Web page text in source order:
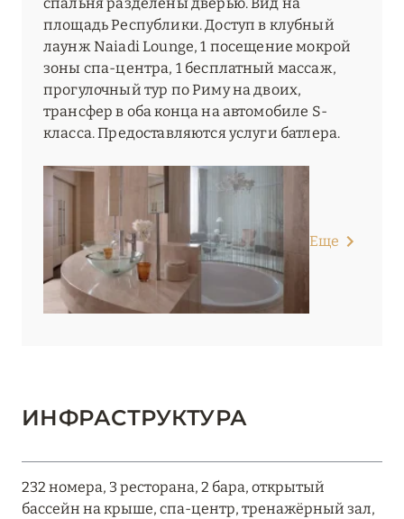
площадь Республики. Доступ в клубный
лаунж Naiadi Lounge, 1 посещение мокрой
зоны спа-центра, 1 бесплатный массаж,
прогулочный тур по Риму на двоих,
трансфер в оба конца на автомобиле S-
класса. Предоставляются услуги батлера.
Еще
ИНФРАСТРУКТУРА
232 номера, 3 ресторана, 2 бара, открытый
бассейн на крыше, спа-центр, тренажёрный зал,